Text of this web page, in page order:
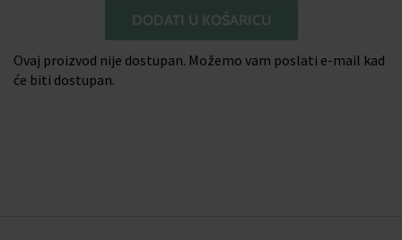
DODATI U KOŠARICU
Ovaj proizvod nije dostupan. Možemo vam poslati e-mail kad
će biti dostupan.